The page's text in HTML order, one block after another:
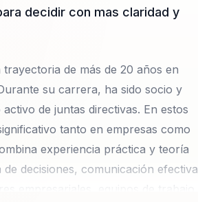
decidir con mas claridad y
de más de 20 años en
su carrera, ha sido socio y
de juntas directivas. En estos
tanto en empresas como
experiencia práctica y teoría
decisiones, comunicación efectiva